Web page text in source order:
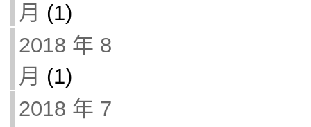
月 (1)
2018 年 8
月 (1)
2018 年 7